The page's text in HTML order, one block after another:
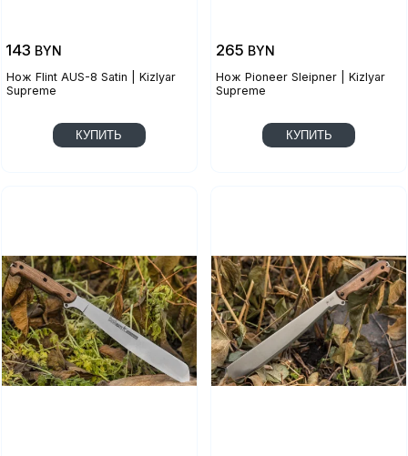
Нож Flint AUS-8 Satin | Kizlyar
Supreme
143 BYN
КУПИТЬ
Нож Pioneer Sleipner | Kizlyar
Supreme
265 BYN
КУПИТЬ